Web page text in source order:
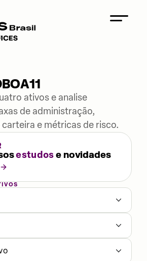
ativos e analise
de administração,
e métricas de risco.
estudose novidades